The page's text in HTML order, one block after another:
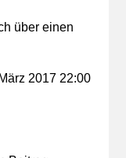
über einen
2017 22:00